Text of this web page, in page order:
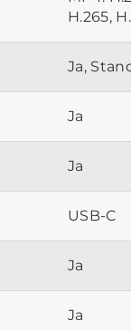
H.265,
Ja,
Ja
Ja
USB-C
Ja
Ja